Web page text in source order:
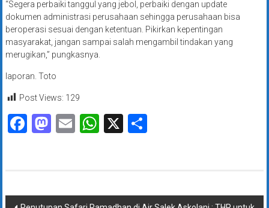
“Segera perbaiki tanggul yang jebol, perbaiki dengan update
dokumen administrasi perusahaan sehingga perusahaan bisa
beroperasi sesuai dengan ketentuan. Pikirkan kepentingan
masyarakat, jangan sampai salah mengambil tindakan yang
merugikan,” pungkasnya.
laporan. Toto
Post Views: 129
Facebook
Mastodon
EmailWhatsApp
X